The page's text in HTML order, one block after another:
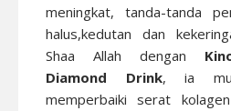
meningkat, tanda-tanda
halus,kedutan dan
Shaa Allah dengan
Diamond Drink, ia
memperbaiki serat